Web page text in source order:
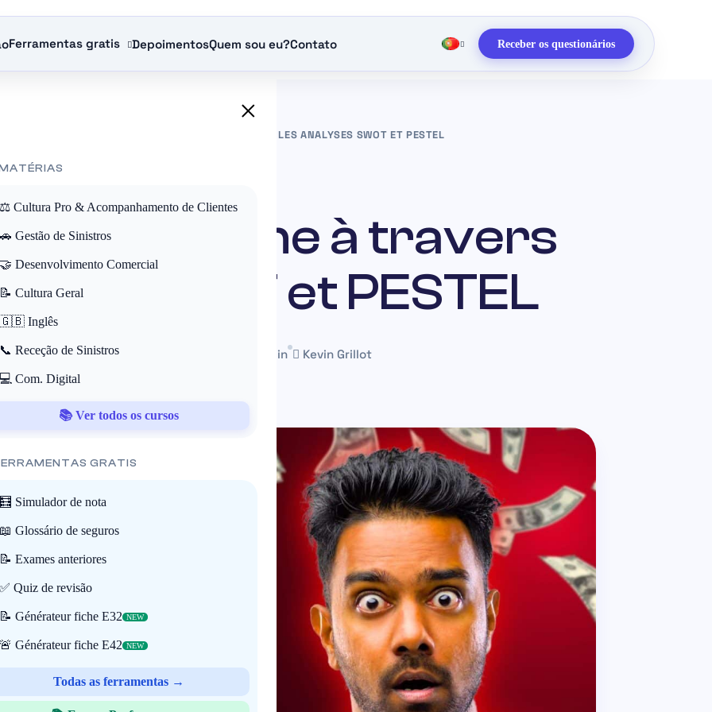
Ferramentas gratis DepoimentosQuem sou eu?Contato Receber os questionários
×
⚖️ Cultura Pro & Acompanhamento de Clientes
🚗 Gestão de Sinistros
🤝 Desenvolvimento Comercial
📝 Cultura Geral
🇬🇧 Inglês
📞 Receção de Sinistros
💻 Com. Digital
📚 Ver todos os cursos
GRATIS
🧮 Simulador de nota
📖 Glossário de seguros
📝 Exames anteriores
✅ Quiz de revisão
📝 Générateur fiche E32 NEW
🚨 Générateur fiche E42 NEW
Todas as ferramentas →
COMPRENDRE DANONE À TRAVERS LES ANALYSES SWOT ET PESTEL
Danone à travers
SWOT et PESTEL
October 2025 Mis à jour le 22 May 2026 ~24 min Kevin Grillot